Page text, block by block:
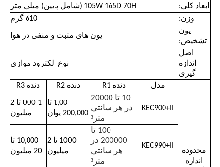
پرونده ها نشان می دهند
درخواست نقل قول
آشکارساز تشعشع هسته‌ای
حسگر اشعه ایکس
ابعاد کلی:
105W 165D 70H (شامل پایین) میلی متر
وزن:
610 گرم
یون
تشخیص:
یون های مثبت و منفی در هوا
اصل
اندازه
گیری
نوع الکترود موازی
محدوده
اندازه
مدل دنده R1 دنده R2 دنده R3
KEC900+II
10 تا 20000
در هر سانتی
متر³
1,00 تا
200,000 یوان
1
000
تا 2
میلیون
KEC990+II
100 تا
200000 در
هر سانتی
متر³
1000
تا 2
میلیون
10,000 تا
20 میلیون